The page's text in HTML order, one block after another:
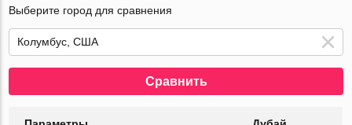
Выберите город для сравнения
Сравнить